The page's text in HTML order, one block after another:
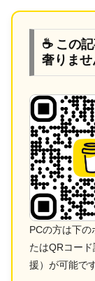
☕ この
奢りませ
PCの方は下の
たはQRコー
援）が可能で